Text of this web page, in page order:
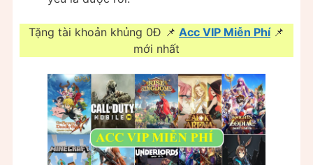
Tặng tài khoản khủng 0Đ 📌 Acc VIP Miễn Phí 📌
mới nhất